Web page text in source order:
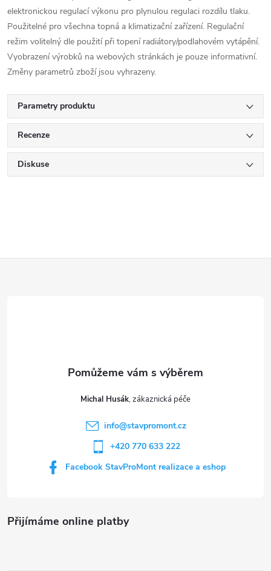
elektronickou regulací výkonu pro plynulou regulaci rozdílu tlaku.
Použitelné pro všechna topná a klimatizační zařízení. Regulační
režim volitelný dle použití při topení radiátory/podlahovém vytápění.
Vyobrazení výrobků na webových stránkách je pouze informativní.
Změny parametrů zboží jsou vyhrazeny.
Parametry produktu
Recenze
Diskuse
Přijímáme online platby
Michal Husák
info@stavpromont.cz
+420 770 633 222
Facebook StavProMont realizace a eshop